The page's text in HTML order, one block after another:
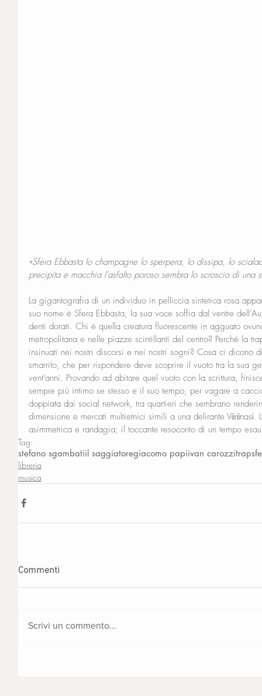
«Sfera Ebbasta lo champagne lo sperpera, lo dissipa, lo
precipita e macchia l’asfalto poroso sembra lo scroscio di una
La gigantografia di un individuo in pelliccia sintetica rosa
suo nome è Sfera Ebbasta, la sua voce soffia dal ventre
denti dorati. Chi è quella creatura fluorescente in agguato
metropolitana e nelle piazze scintillanti del centro? Perché la
insinuati nei nostri discorsi e nei nostri sogni? Cosa ci dicono
smarrito, che per rispondere deve scoprire il vuoto tra la sua
vent’anni. Provando ad abitare quel vuoto con la scrittura,
sempre più intimo se stesso e il suo tempo; per vagare a
doppiata dai social network, tra quartieri che sembrano
dimensione e mercati multietnici simili a una delirante
asimmetrica e randagia; il toccante resoconto di un tempo
Tag:
stefano sgambatiil saggiatoregiacomo papiivan carozzitrap
libreria
musica
Commenti
Scrivi un commento...